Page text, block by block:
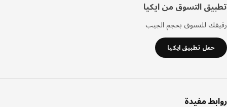
التسوق من ايكيا
للتسوق بحجم الجيب
حمل تطبيق ايكيا
مفيدة